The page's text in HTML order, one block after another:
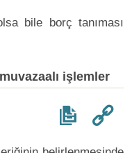
bile borç tanıması
işlemler